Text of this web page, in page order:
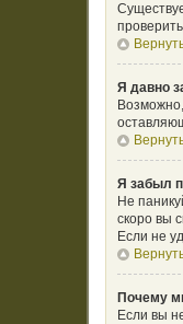
Я давно
Я забыл
Не
скоро вы
Если не
Почему
Если вы